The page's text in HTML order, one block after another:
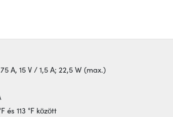
A, 15 V / 1,5 A; 22,5 W (max.)
és 113 °F között